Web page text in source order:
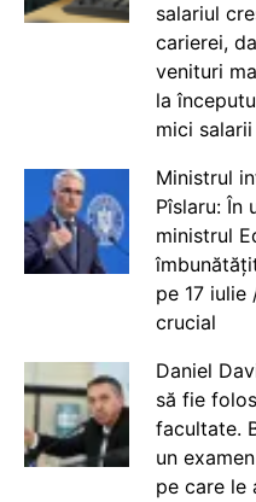
salariul
carierei,
venituri
la
mici salarii
Ministrul
Pîslaru: În
ministrul
pe 17
crucial
Daniel
să fie
facultate.
un
pe care le